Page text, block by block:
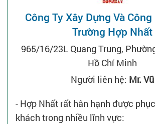
Công Ty Xây Dựng Và
Trường Hợp Nhất
965/16/23L Quang Trung,
Hồ Chí Minh
Người liên hệ: Mr. Vũ
- Hợp Nhất rất hân hạnh được
khách trong nhiều lĩnh vực: